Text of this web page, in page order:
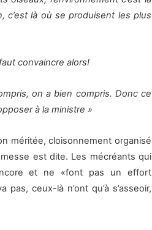
c’est là où se produisent les plus
convaincre alors!
on a bien compris. Donc ce
à la ministre »
méritée, cloisonnement organisé
est dite. Les mécréants qui
et ne «font pas un effort
ceux-là n’ont qu’à s’asseoir,